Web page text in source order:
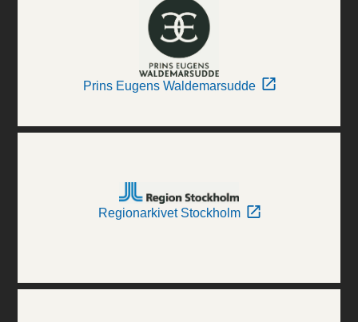
Prins Eugens Waldemarsudde
Regionarkivet Stockholm